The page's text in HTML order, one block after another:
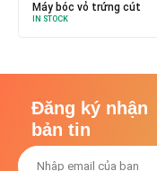
Máy bóc vỏ trứng cút
IN STOCK
Đăng ký nhận
bản tin